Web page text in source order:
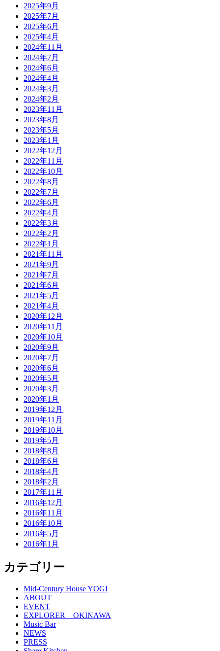
2025年9月
2025年7月
2025年6月
2025年4月
2024年11月
2024年7月
2024年6月
2024年4月
2024年3月
2024年2月
2023年11月
2023年8月
2023年5月
2023年1月
2022年12月
2022年11月
2022年10月
2022年8月
2022年7月
2022年6月
2022年4月
2022年3月
2022年2月
2022年1月
2021年11月
2021年9月
2021年7月
2021年6月
2021年5月
2021年4月
2020年12月
2020年11月
2020年10月
2020年9月
2020年7月
2020年6月
2020年5月
2020年3月
2020年1月
2019年12月
2019年11月
2019年10月
2019年5月
2018年8月
2018年6月
2018年4月
2018年2月
2017年11月
2016年12月
2016年11月
2016年10月
2016年5月
2016年1月
カテゴリー
Mid-Century House YOGI
ABOUT
EVENT
EXPLORER OKINAWA
Music Bar
NEWS
PRESS